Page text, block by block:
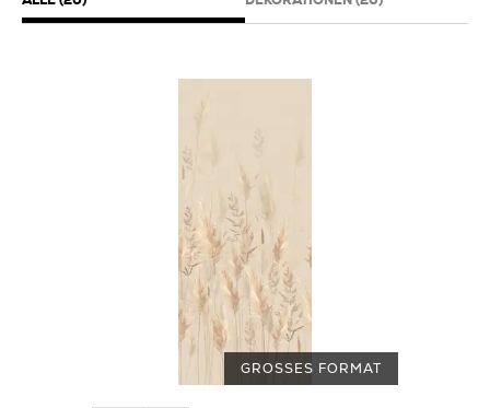
GROSSES FORMAT